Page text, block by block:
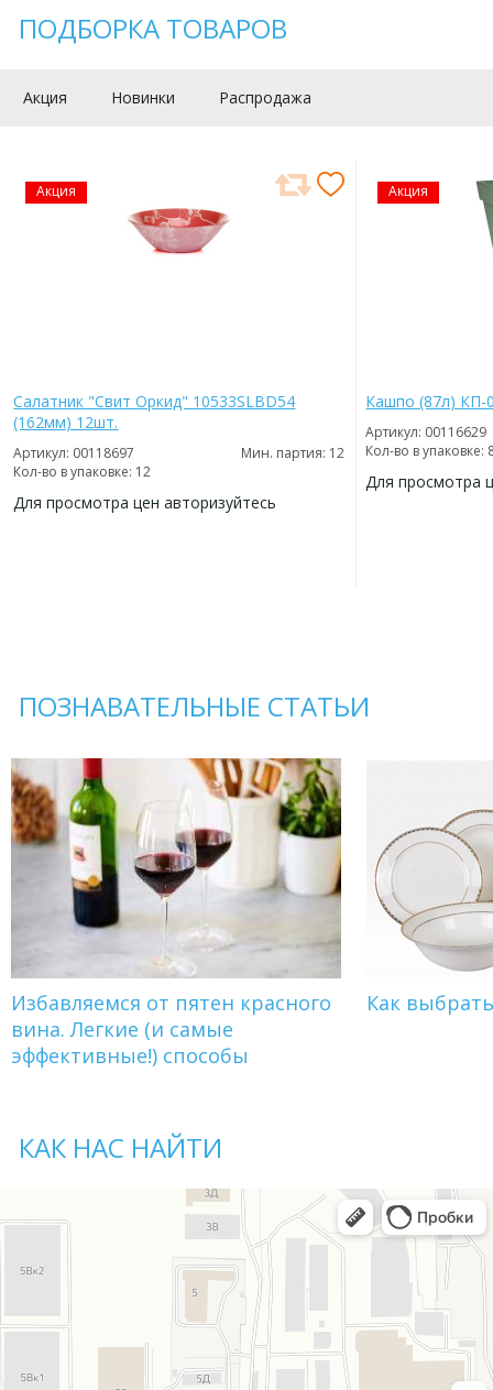
ПОДБОРКА ТОВАРОВ
Акция Новинки Распродажа
Акция
Салатник "Свит Оркид" 10533SLBD54
(162мм) 12шт.
Артикул: 00118697
Мин. партия: 12
Кол-во в упаковке: 12
Для просмотра цен авторизуйтесь
Акция
Кашпо (87л) КП-
Артикул: 00116629
Кол-во в упаковке:
Для просмотра
ПОЗНАВАТЕЛЬНЫЕ СТАТЬИ
Избавляемся от пятен красного
вина. Легкие (и самые
эффективные!) способы
Как
КАК НАС НАЙТИ